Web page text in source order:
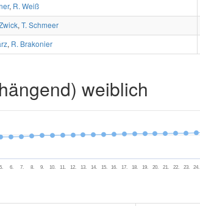
, R. Weiß
, T. Schmeer
, R. Brakonier
weiblich
5. 6. 7. 8. 9. 10. 11. 12. 13. 14. 15. 16. 17. 18. 19. 20. 21. 22. 23. 24.